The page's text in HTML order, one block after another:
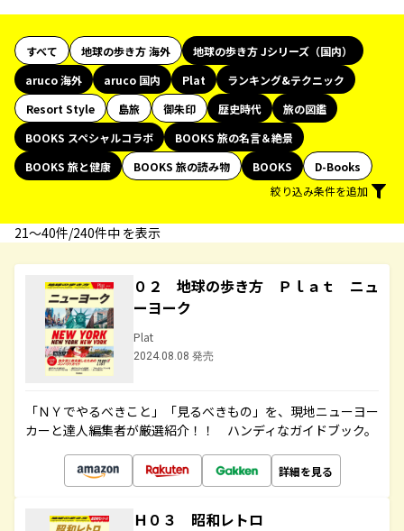
すべて 地球の歩き方 海外
地球の歩き方 Jシリーズ（国内）
aruco 海外
aruco 国内 Plat
ランキング&テクニック
Resort Style
島旅 御朱印 歴史時代
旅の図鑑
BOOKS スペシャルコラボ
BOOKS 旅の名言＆絶景
BOOKS 旅と健康
BOOKS 旅の読み物 BOOKS
D-Books
絞り込み条件を追加
21〜40件/240件中 を表示
０２ 地球の歩き方 Ｐｌａｔ ニュ
ーヨーク
Plat
2024.08.08 発売
「ＮＹでやるべきこと」「見るべきもの」を、現地ニューヨー
カーと達人編集者が厳選紹介！！ ハンディなガイドブック。
詳細を見る
Ｈ０３ 昭和レトロ